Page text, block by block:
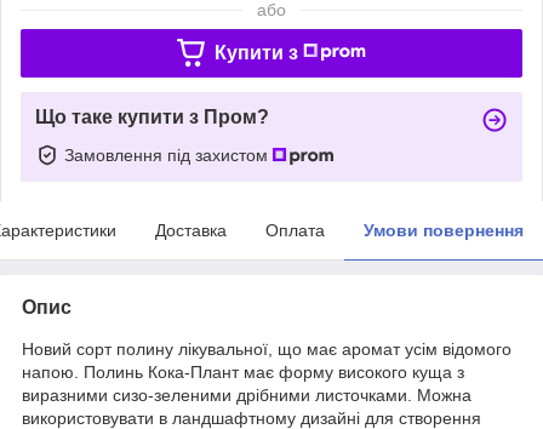
або
Купити з
Що таке купити з Пром?
Замовлення під захистом
Доставка Оплата Умови повернення
Опис
Новий сорт полину лікувальної, що має аромат усім відомого
напою. Полинь Кока-Плант має форму високого куща з
виразними сизо-зеленими дрібними листочками. Можна
використовувати в ландшафтному дизайні для створення